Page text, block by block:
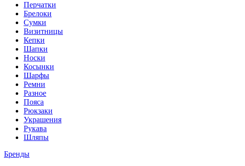
Перчатки
Брелоки
Сумки
Визитницы
Кепки
Шапки
Носки
Косынки
Шарфы
Ремни
Разное
Пояса
Рюкзаки
Украшения
Рукава
Шляпы
Бренды